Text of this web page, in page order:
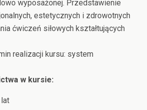
wyposażonej. Przedstawienie
estetycznych i zdrowotnych
ćwiczeń siłowych kształtujących
realizacji kursu: system
w kursie: